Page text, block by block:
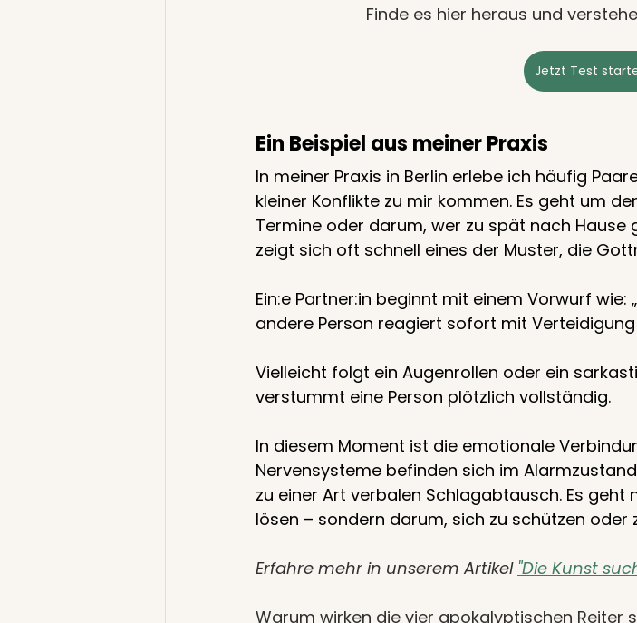
Finde es hier heraus und
Jetzt Test
Ein Beispiel aus meiner Praxis
In meiner Praxis in Berlin erlebe ich häufig
kleiner Konflikte zu mir kommen. Es geht um
Termine oder darum, wer zu spät nach Hause
zeigt sich oft schnell eines der Muster, die
Ein:e Partner:in beginnt mit einem Vorwurf wie:
andere Person reagiert sofort mit
Vielleicht folgt ein Augenrollen oder ein
verstummt eine Person plötzlich vollständig.
In diesem Moment ist die emotionale
Nervensysteme befinden sich im
zu einer Art verbalen Schlagabtausch. Es geht
lösen – sondern darum, sich zu schützen oder
Erfahre mehr in unserem Artikel "Die Kunst
Warum wirken die vier apokalyptischen Reiter